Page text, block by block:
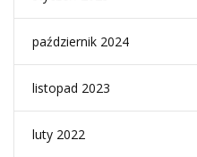
październik 2024
listopad 2023
luty 2022